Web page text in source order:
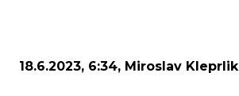
18.6.2023, 6:34, Miroslav Kleprlik